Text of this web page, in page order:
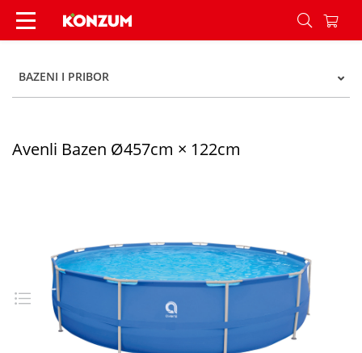
Avenli Bazen Ø457cm × 122cm - Konzum
BAZENI I PRIBOR
Avenli Bazen Ø457cm × 122cm